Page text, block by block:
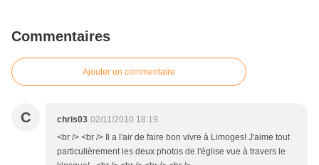
Commentaires
Ajouter un commentaire
C chris03 02/11/2010 18:19
<br /> <br /> Il a l'air de faire bon vivre à Limoges! J'aime tout
particulièrement les deux photos de l'église vue à travers le